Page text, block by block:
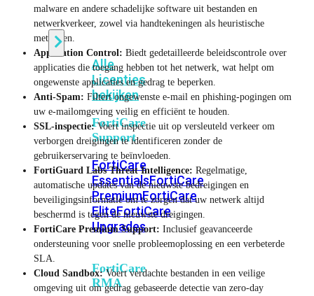
Licentie
Alle
Licenties
bekijken
FortiCare
Support
FortiCare
EssentialsFortiCare
PremiumFortiCare
EliteFortiCare
Upgrades
FortiCare
RMA
malware en andere schadelijke software uit bestanden en
netwerkverkeer, zowel via handtekeningen als heuristische
methoden.
Application Control: Biedt gedetailleerde beleidscontrole over
applicaties die toegang hebben tot het netwerk, wat helpt om
ongewenste applicaties en gedrag te beperken.
Anti-Spam: Filtert ongewenste e-mail en phishing-pogingen om
uw e-mailomgeving veilig en efficiënt te houden.
SSL-inspectie:Voert inspectie uit op versleuteld verkeer om
verborgen dreigingen te identificeren zonder de
gebruikerservaring te beïnvloeden.
FortiGuard Labs Threat Intelligence: Regelmatige,
automatische updates van de nieuwste bedreigingen en
beveiligingsinformatie om te zorgen dat uw netwerk altijd
beschermd is tegen de nieuwste dreigingen.
FortiCare Premium Support: Inclusief geavanceerde
ondersteuning voor snelle probleemoplossing en een verbeterde
SLA.
Cloud Sandbox:Voert verdachte bestanden in een veilige
omgeving uit om gedrag gebaseerde detectie van zero-day